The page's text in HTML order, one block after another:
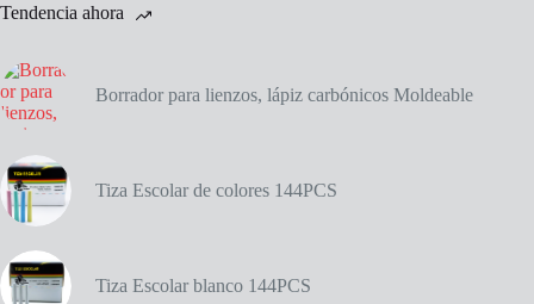
cantidad
Tendencia ahora
Borrador para lienzos, lápiz carbónicos Moldeable
Tiza Escolar de colores 144PCS
Tiza Escolar blanco 144PCS